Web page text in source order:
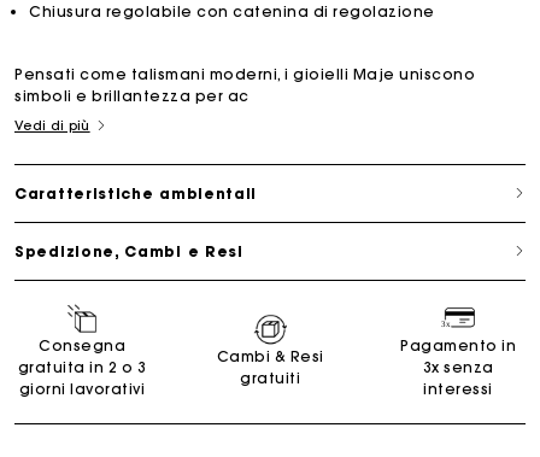
Chiusura regolabile con catenina di regolazione
Pensati come talismani moderni, i gioielli Maje uniscono
simboli e brillantezza per ac
Vedi di più
Caratteristiche ambientali
Spedizione, Cambi e Resi
Consegna
gratuita in 2 o 3
giorni lavorativi
Cambi & Resi
gratuiti
Pagamento in
3x senza
interessi